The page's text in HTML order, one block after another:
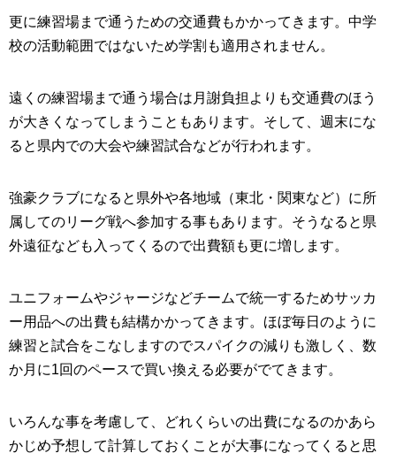
更に練習場まで通うための交通費もかかってきます。中学
校の活動範囲ではないため学割も適用されません。
遠くの練習場まで通う場合は月謝負担よりも交通費のほう
が大きくなってしまうこともあります。そして、週末にな
ると県内での大会や練習試合などが行われます。
強豪クラブになると県外や各地域（東北・関東など）に所
属してのリーグ戦へ参加する事もあります。そうなると県
外遠征なども入ってくるので出費額も更に増します。
ユニフォームやジャージなどチームで統一するためサッカ
ー用品への出費も結構かかってきます。ほぼ毎日のように
練習と試合をこなしますのでスパイクの減りも激しく、数
か月に1回のペースで買い換える必要がでてきます。
いろんな事を考慮して、どれくらいの出費になるのかあら
かじめ予想して計算しておくことが大事になってくると思